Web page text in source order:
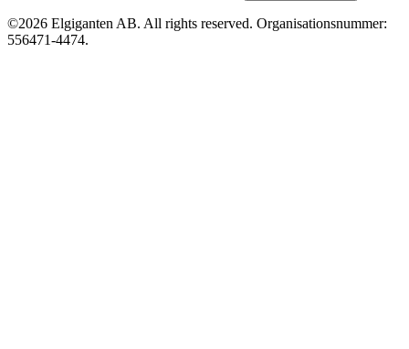
©2026 Elgiganten AB. All rights reserved. Organisationsnummer:
556471-4474.